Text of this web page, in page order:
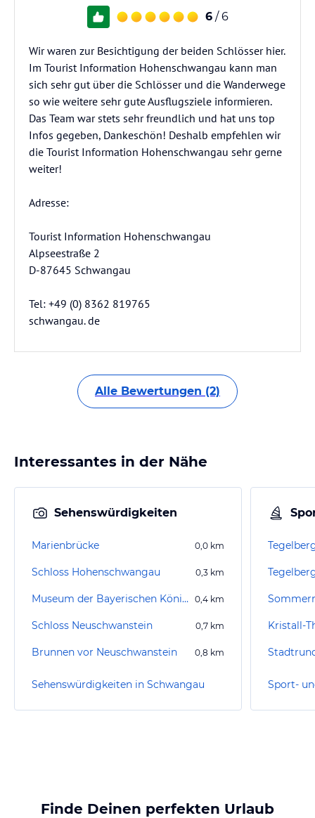
6 / 6
Wir waren zur Besichtigung der beiden Schlösser hier.
Im Tourist Information Hohenschwangau kann man
sich sehr gut über die Schlösser und die Wanderwege
so wie weitere sehr gute Ausflugsziele informieren.
Das Team war stets sehr freundlich und hat uns top
Infos gegeben, Dankeschön! Deshalb empfehlen wir
die Tourist Information Hohenschwangau sehr gerne
weiter!
Adresse:
Tourist Information Hohenschwangau
Alpseestraße 2
D-87645 Schwangau
Tel: +49 (0) 8362 819765
schwangau. de
Alle Bewertungen (2)
Interessantes in der Nähe
Sehenswürdigkeiten
Marienbrücke 0,0 km
Schloss Hohenschwangau 0,3 km
Museum der Bayerischen Könige 0,4 km
Schloss Neuschwanstein 0,7 km
Brunnen vor Neuschwanstein 0,8 km
Sehenswürdigkeiten in Schwangau
Kristall-
Finde Deinen perfekten Urlaub